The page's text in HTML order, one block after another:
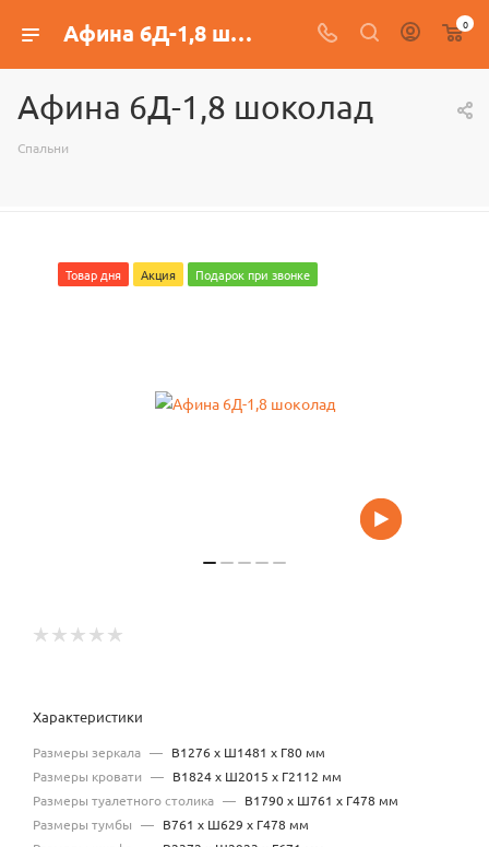
Афина 6Д-1,8 шоколад 0
Афина 6Д-1,8 шоколад
Спальни
Товар дня Акция Подарок при звонке
Характеристики
Размеры зеркала — В1276 х Ш1481 х Г80 мм
Размеры кровати — В1824 х Ш2015 х Г2112 мм
Размеры туалетного столика — В1790 х Ш761 х Г478 мм
Размеры тумбы — В761 х Ш629 х Г478 мм